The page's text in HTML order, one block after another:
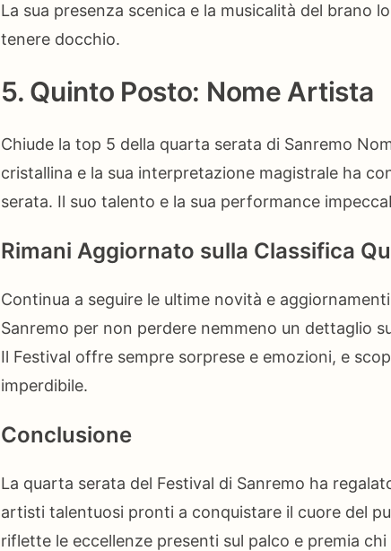
La sua presenza scenica e la musicalità del brano
tenere docchio.
5. Quinto Posto: Nome Artista
Chiude la top 5 della quarta serata di Sanremo
cristallina e la sua interpretazione magistrale ha
serata. Il suo talento e la sua performance
Rimani Aggiornato sulla Classifica
Continua a seguire le ultime novità e
Sanremo per non perdere nemmeno un dettaglio
Il Festival offre sempre sorprese e emozioni, e
imperdibile.
Conclusione
La quarta serata del Festival di Sanremo ha
artisti talentuosi pronti a conquistare il cuore del
riflette le eccellenze presenti sul palco e premia